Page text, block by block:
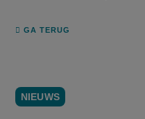
GA TERUG
NIEUWS